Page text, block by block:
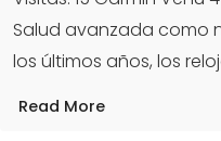
Salud avanzada como
los últimos años, los
Read More